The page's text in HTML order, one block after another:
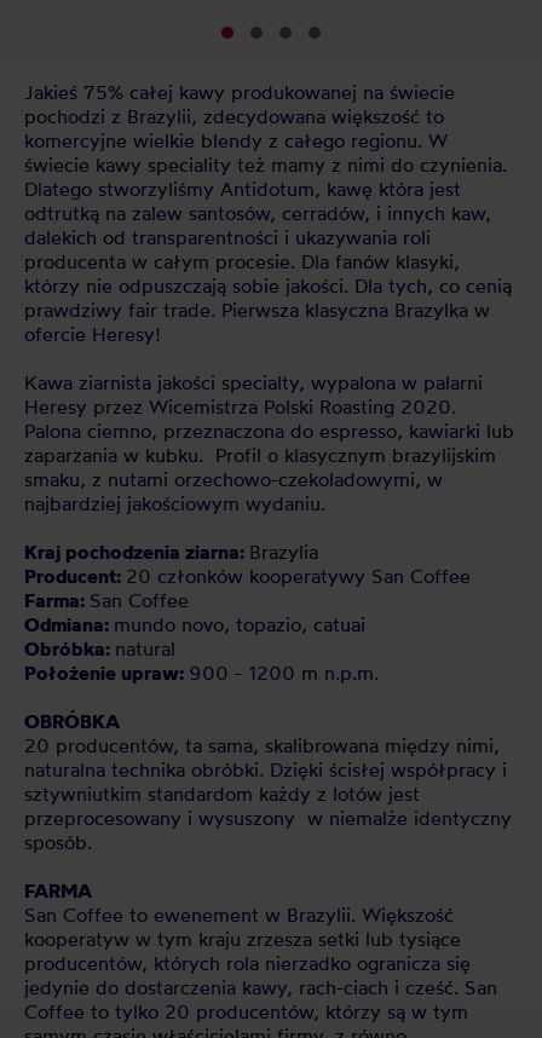
Jakieś 75% całej kawy produkowanej na świecie
pochodzi z Brazylii, zdecydowana większość to
komercyjne wielkie blendy z całego regionu. W
świecie kawy speciality też mamy z nimi do czynienia.
Dlatego stworzyliśmy Antidotum, kawę która jest
odtrutką na zalew santosów, cerradów, i innych kaw,
dalekich od transparentności i ukazywania roli
producenta w całym procesie. Dla fanów klasyki,
którzy nie odpuszczają sobie jakości. Dla tych, co cenią
prawdziwy fair trade. Pierwsza klasyczna Brazylka w
ofercie Heresy!
Kawa ziarnista jakości specialty, wypalona w palarni
Heresy przez Wicemistrza Polski Roasting 2020.
Palona ciemno, przeznaczona do espresso, kawiarki lub
zaparzania w kubku. Profil o klasycznym brazylijskim
smaku, z nutami orzechowo-czekoladowymi, w
najbardziej jakościowym wydaniu.
Kraj pochodzenia ziarna: Brazylia
Producent: 20 członków kooperatywy San Coffee
Farma: San Coffee
Odmiana: mundo novo, topazio, catuai
Obróbka: natural
Położenie upraw: 900 - 1200 m n.p.m.
OBRÓBKA
20 producentów, ta sama, skalibrowana między nimi,
naturalna technika obróbki. Dzięki ścisłej współpracy i
sztywniutkim standardom każdy z lotów jest
przeprocesowany i wysuszony w niemalże identyczny
sposób.
FARMA
San Coffee to ewenement w Brazylii. Większość
kooperatyw w tym kraju zrzesza setki lub tysiące
producentów, których rola nierzadko ogranicza się
jedynie do dostarczenia kawy, rach-ciach i cześć. San
Coffee to tylko 20 producentów, którzy są w tym